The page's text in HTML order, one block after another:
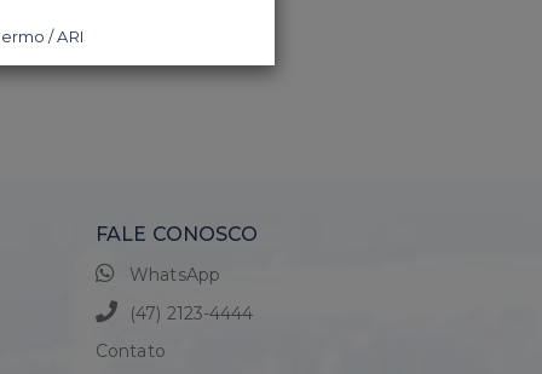
FALE CONOSCO
WhatsApp
(47) 2123-4444
Contato